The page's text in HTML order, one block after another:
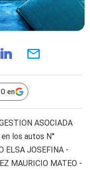
en
ASOCIADA
en los autos N°
ELSA JOSEFINA -
MAURICIO MATEO -